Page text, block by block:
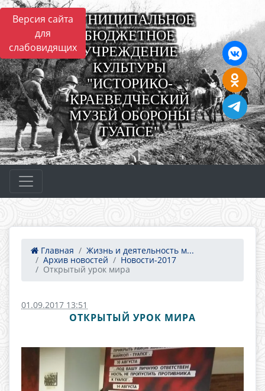
Версия сайта
для
слабовидящих
МУНИЦИПАЛЬНОЕ
БЮДЖЕТНОЕ
УЧРЕЖДЕНИЕ
КУЛЬТУРЫ
"ИСТОРИКО-
КРАЕВЕДЧЕСКИЙ
МУЗЕЙ ОБОРОНЫ
ТУАПСЕ"
Главная
Жизнь и деятельность м...
Архив новостей
Новости-2017
Открытый урок мира
01.09.2017 13:51
ОТКРЫТЫЙ УРОК МИРА